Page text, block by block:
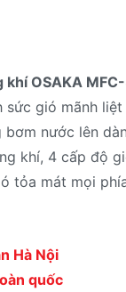
khí OSAKA
gió mãnh
nước lên
khí, 4 cấp độ
tỏa mát mọi
Hà Nội
quốc